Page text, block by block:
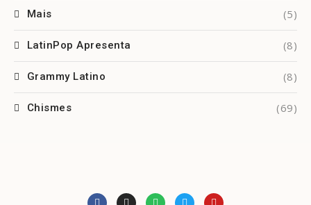
Mais (5)
LatinPop Apresenta (8)
Grammy Latino (8)
Chismes (69)